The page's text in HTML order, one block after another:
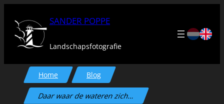
naar
inhoud
SANDER POPPE
Landschapsfotografie
Home Blog
Daar waar de wateren zich…